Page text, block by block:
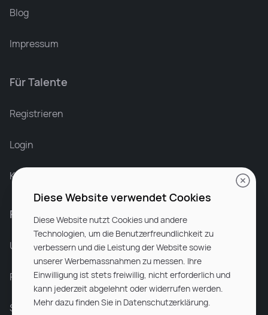
Blog
Impressum
Für Talente
Registrieren
Login
Karriere bei Rocken
Für Unternehmen
Unsere Dienstleistungen
Partnerunternehmen
Sitemap
Diese Website verwendet Cookies
Diese Website nutzt Cookies und andere
Technologien, um die Benutzerfreundlichkeit zu
verbessern und die Leistung der Website sowie
unserer Werbemassnahmen zu messen. Ihre
Einwilligung ist stets freiwillig, nicht erforderlich und
kann jederzeit abgelehnt oder widerrufen werden.
Mehr dazu finden Sie in Datenschutzerklärung.